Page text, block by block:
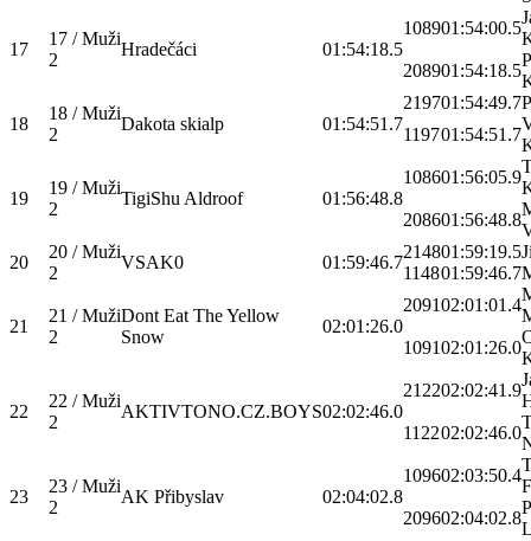
17
17 / Muži
2
Hradečáci 01:54:18.5
108901:54:00.5
208901:54:18.5
18
18 / Muži
2
Dakota skialp 01:54:51.7
219701:54:49.7
119701:54:51.7
19
19 / Muži
2
TigiShu Aldroof 01:56:48.8
108601:56:05.9
208601:56:48.8
20
20 / Muži
2
VSAK0 01:59:46.7
214801:59:19.5
114801:59:46.7
21
21 / Muži
2
Dont Eat The Yellow
Snow
02:01:26.0
209102:01:01.4
109102:01:26.0
22
22 / Muži
2
AKTIVTONO.CZ.BOYS02:02:46.0
212202:02:41.9
112202:02:46.0
23
23 / Muži
2
AK Přibyslav 02:04:02.8
109602:03:50.4
209602:04:02.8